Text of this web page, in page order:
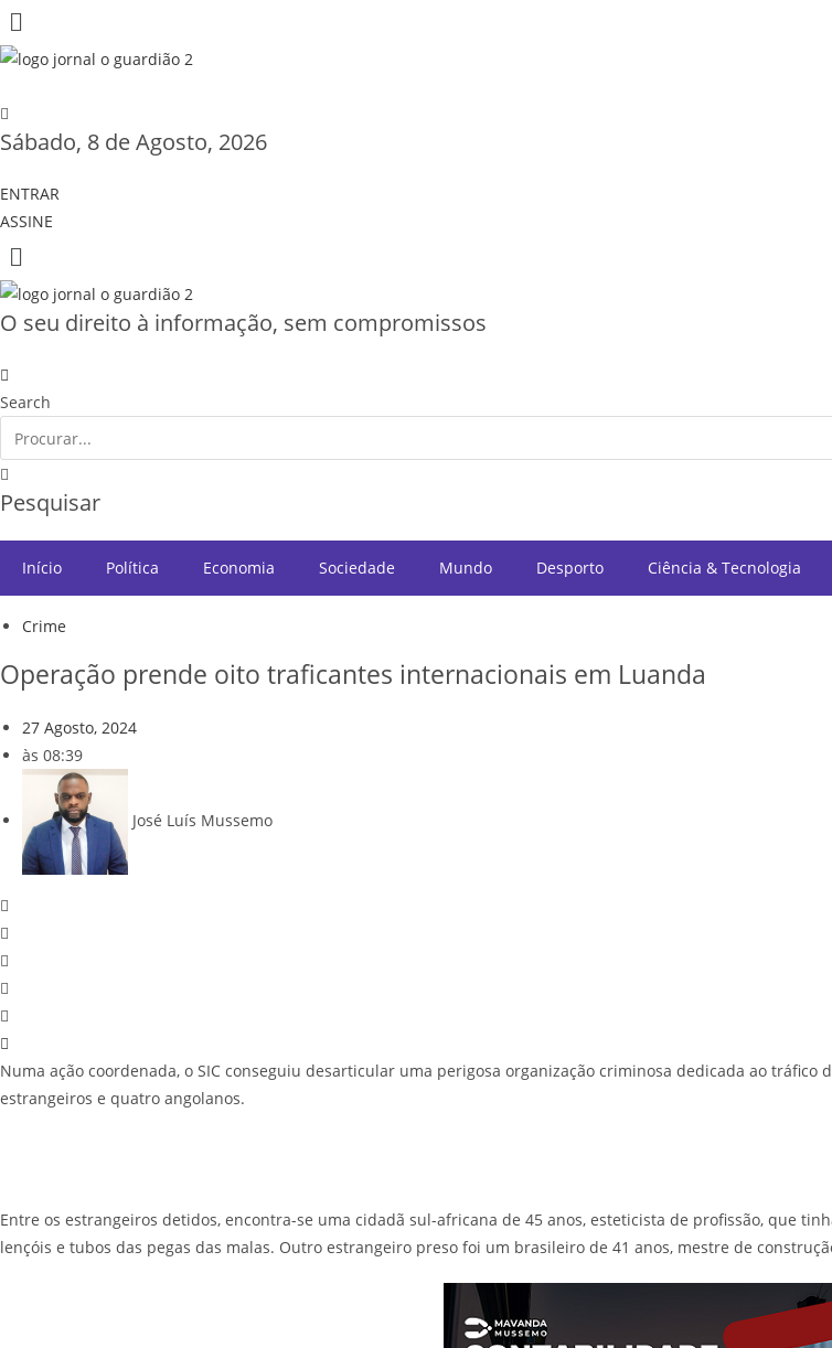
Sábado, 8 de Agosto, 2026
ENTRAR
ASSINE
O seu direito à informação, sem compromissos
Search
Pesquisar
Início Política Economia Sociedade Mundo Desporto Ciência & Tecnologia
Crime
Operação prende oito traficantes internacionais em Luanda
27 Agosto, 2024
às 08:39
José Luís Mussemo
Numa ação coordenada, o SIC conseguiu desarticular uma perigosa organização criminosa dedicada ao
estrangeiros e quatro angolanos.
Entre os estrangeiros detidos, encontra-se uma cidadã sul-africana de 45 anos, esteticista de profissão, que
lençóis e tubos das pegas das malas. Outro estrangeiro preso foi um brasileiro de 41 anos, mestre de